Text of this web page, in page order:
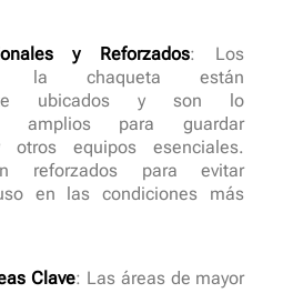
y Reforzados: Los
la chaqueta están
ubicados y son lo
amplios para guardar
otros equipos esenciales.
reforzados para evitar
en las condiciones más
Clave: Las áreas de mayor